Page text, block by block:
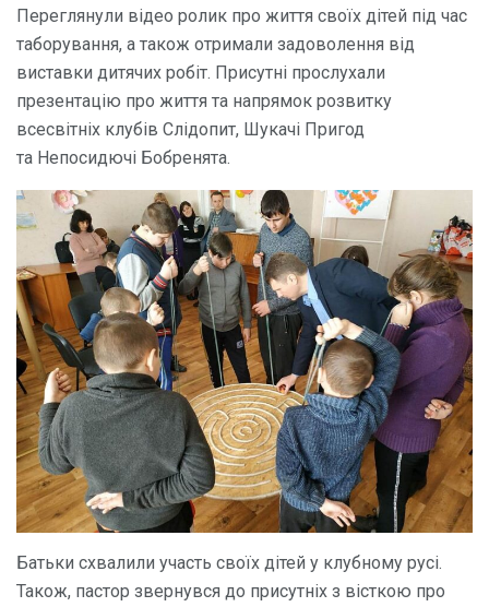
Переглянули відео ролик про життя своїх дітей під час
таборування, а також отримали задоволення від
виставки дитячих робіт. Присутні прослухали
презентацію про життя та напрямок розвитку
всесвітніх клубів Слідопит, Шукачі Пригод
та Непосидючі Бобренята.
Батьки схвалили участь своїх дітей у клубному русі.
Також, пастор звернувся до присутніх з вісткою про